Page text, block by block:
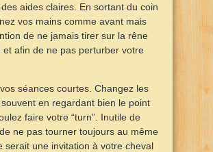
aides claires. En sortant du coin
vos mains comme avant mais
de ne jamais tirer sur la rêne
et afin de ne pas perturber votre
séances courtes. Changez les
en regardant bien le point
faire votre “turn”. Inutile de
ne pas tourner toujours au même
serait une invitation à votre cheval